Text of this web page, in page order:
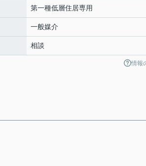
第一種低層住居専用
一般媒介
相談
情報